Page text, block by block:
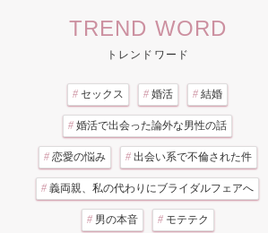
TREND WORD
トレンドワード
# セックス # 婚活 # 結婚
# 婚活で出会った論外な男性の話
# 恋愛の悩み # 出会い系で不倫された件
# 義両親、私の代わりにブライダルフェアへ
# 男の本音 # モテテク